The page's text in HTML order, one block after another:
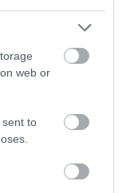
web or
to